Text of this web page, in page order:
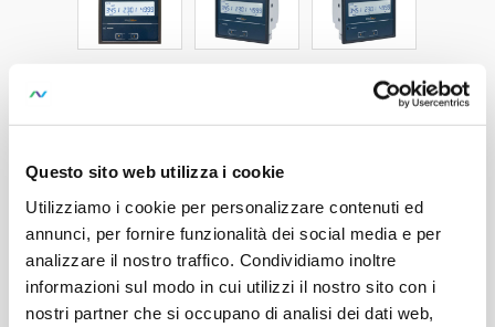
Questo sito web utilizza i cookie
Utilizziamo i cookie per personalizzare contenuti ed
annunci, per fornire funzionalità dei social media e per
analizzare il nostro traffico. Condividiamo inoltre
informazioni sul modo in cui utilizzi il nostro sito con i
nostri partner che si occupano di analisi dei dati web,
SIRAX BM1200 415V 5/1A 60-
300VAC/DC
SKU:174962
discontinued
Programmable Unit for Heavy Current
Monitoring with Display, LCD
SIRAX BM1200 Multifunctional energy meter,